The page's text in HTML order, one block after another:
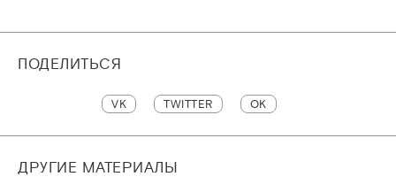
ПОДЕЛИТЬСЯ
VK TWITTER OK
ДРУГИЕ МАТЕРИАЛЫ